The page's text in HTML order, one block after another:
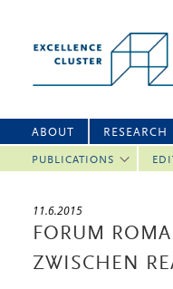
ABOUT RESEARCH
PUBLICATIONS
11.6.2015
FORUM
ZWISCHEN